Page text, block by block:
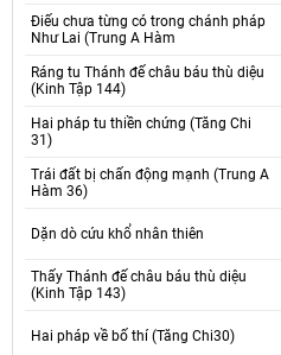
Điếu chưa từng có trong chánh pháp
Như Lai (Trung A Hàm
Ráng tu Thánh đế châu báu thù diệu
(Kinh Tập 144)
Hai pháp tu thiền chứng (Tăng Chi
31)
Trái đất bị chấn động mạnh (Trung A
Hàm 36)
Dặn dò cứu khổ nhân thiên
Thấy Thánh đế châu báu thù diệu
(Kinh Tập 143)
Hai pháp về bố thí (Tăng Chi30)